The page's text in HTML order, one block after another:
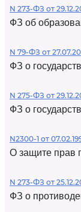
N 273-ФЗ от
ФЗ об
N 79-ФЗ от
ФЗ о
N 275-ФЗ от
ФЗ о
N2300-1 от
О защите прав
N 273-ФЗ от
ФЗ о